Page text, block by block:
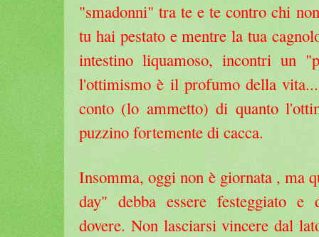
"smadonni" tra te e te contro chi
tu hai pestato e mentre la tua
intestino liquamoso, incontri un
l'ottimismo è il profumo della
conto (lo ammetto) di quanto
puzzino fortemente di cacca.
Insomma, oggi non è giornata , ma
day" debba essere festeggiato e
dovere. Non lasciarsi vincere dal